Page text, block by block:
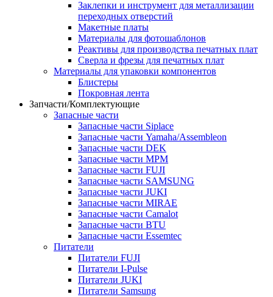
Заклепки и инструмент для металлизации
переходных отверстий
Макетные платы
Материалы для фотошаблонов
Реактивы для производства печатных плат
Сверла и фрезы для печатных плат
Материалы для упаковки компонентов
Блистеры
Покровная лента
Запчасти/Комплектующие
Запасные части
Запасные части Siplace
Запасные части Yamaha/Assembleon
Запасные части DEK
Запасные части MPM
Запасные части FUJI
Запасные части SAMSUNG
Запасные части JUKI
Запасные части MIRAE
Запасные части Camalot
Запасные части BTU
Запасные части Essemtec
Питатели
Питатели FUJI
Питатели I-Pulse
Питатели JUKI
Питатели Samsung